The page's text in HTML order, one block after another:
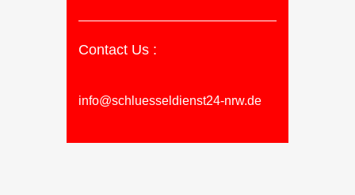
Contact Us :
info@schluesseldienst24-nrw.de